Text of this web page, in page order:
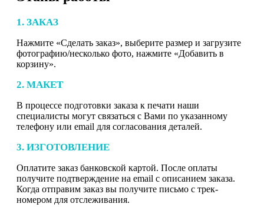
1. ЗАКАЗ
Нажмите «Сделать заказ», выберите размер и загрузите
фотографию/несколько фото, нажмите «Добавить в
корзину».
2. МАКЕТ
В процессе подготовки заказа к печати наши
специалисты могут связаться с Вами по указанному
телефону или email для согласования деталей.
3. ИЗГОТОВЛЕНИЕ
Оплатите заказ банковской картой. После оплаты
получите подтверждение на email с описанием заказа.
Когда отправим заказ вы получите письмо с трек-
номером для отслеживания.